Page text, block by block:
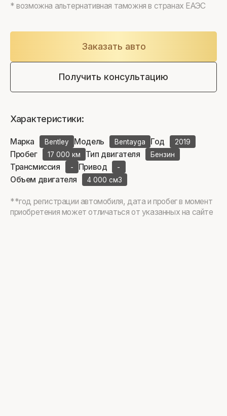
* возможна альтернативная таможня в странах ЕАЭС
Заказать авто
Получить консультацию
Характеристики:
Марка Bentley Модель Bentayga Год 2019
Пробег 17 000 км Тип двигателя Бензин
Трансмиссия - Привод -
Объем двигателя 4 000 см3
**год регистрации автомобиля, дата и пробег в момент
приобретения может отличаться от указанных на сайте